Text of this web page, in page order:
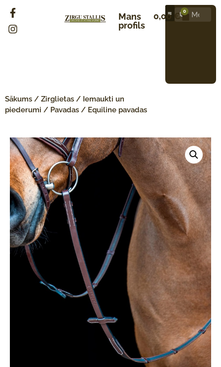
Mans
profils
0,00 € 0
Sākums / Zirglietas / Iemaukti un
piederumi / Pavadas / Equiline pavadas